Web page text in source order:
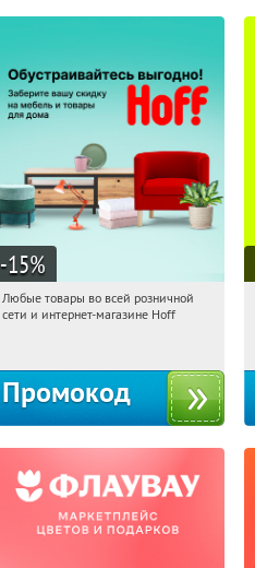
-15%
23:26:07 Получили:
Любые товары во всей розничной
сети и интернет-магазине Hoff
Промокод